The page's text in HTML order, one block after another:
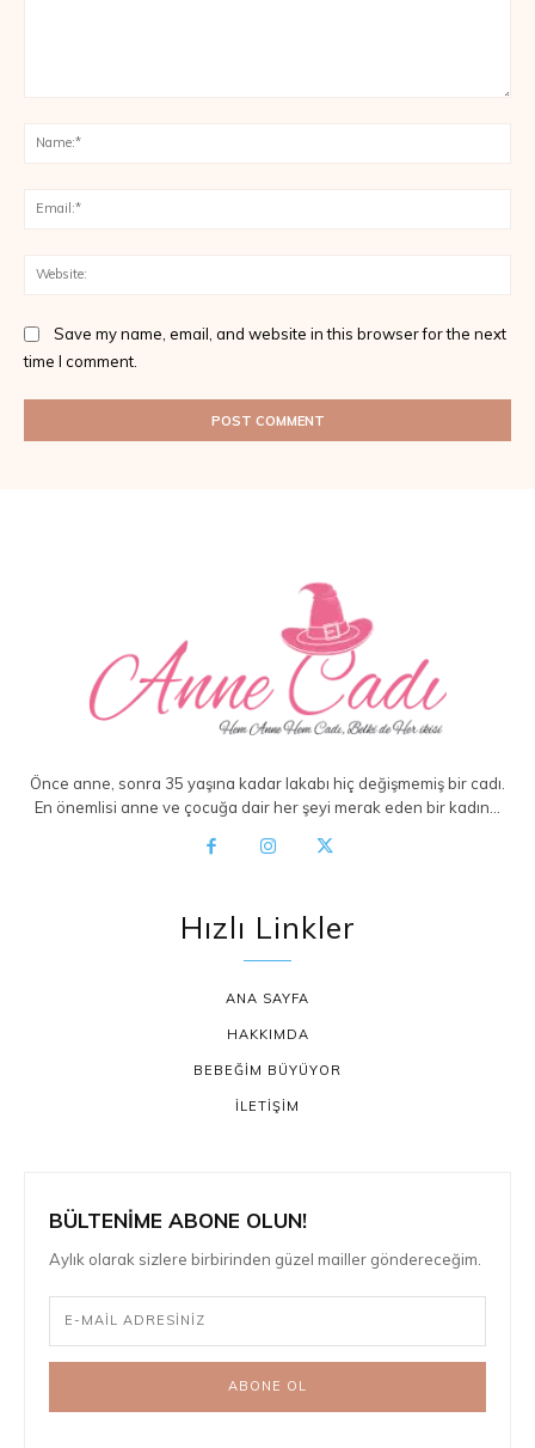
Save my name, email, and website in this browser for the next
time I comment.
Önce anne, sonra 35 yaşına kadar lakabı hiç değişmemiş bir cadı.
En önemlisi anne ve çocuğa dair her şeyi merak eden bir kadın…
Hızlı Linkler
ANA SAYFA
HAKKIMDA
BEBEĞİM BÜYÜYOR
İLETİŞİM
BÜLTENİME ABONE OLUN!
Aylık olarak sizlere birbirinden güzel mailler göndereceğim.
ABONE OL